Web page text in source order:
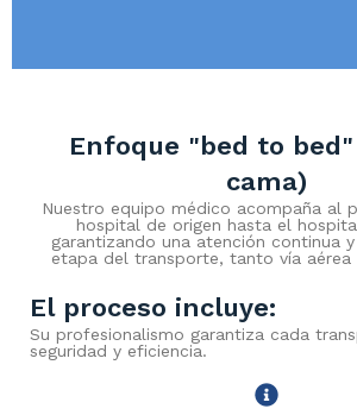
Enfoque "bed to
cama)
Nuestro equipo médico acompaña al
hospital de origen hasta el
garantizando una atención continua
etapa del transporte, tanto vía
El proceso incluye:
Su profesionalismo garantiza cada
seguridad y eficiencia.